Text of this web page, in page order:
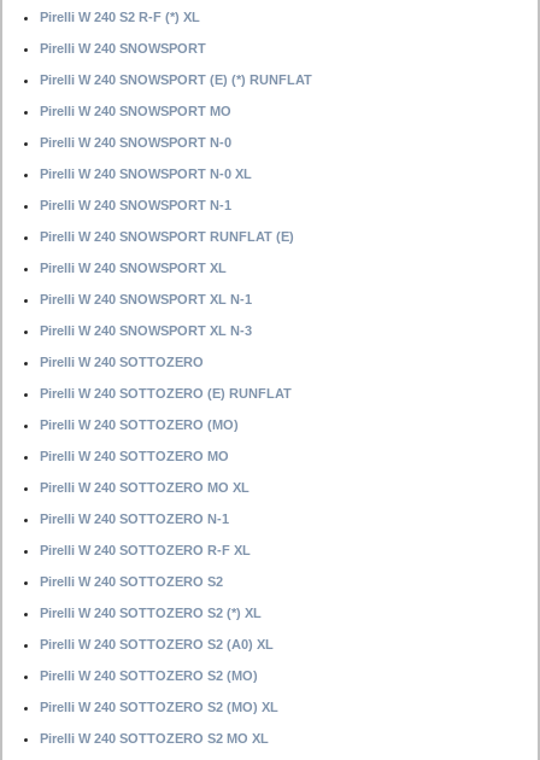
Pirelli W 240 S2 R-F (*) XL
Pirelli W 240 SNOWSPORT
Pirelli W 240 SNOWSPORT (E) (*) RUNFLAT
Pirelli W 240 SNOWSPORT MO
Pirelli W 240 SNOWSPORT N-0
Pirelli W 240 SNOWSPORT N-0 XL
Pirelli W 240 SNOWSPORT N-1
Pirelli W 240 SNOWSPORT RUNFLAT (E)
Pirelli W 240 SNOWSPORT XL
Pirelli W 240 SNOWSPORT XL N-1
Pirelli W 240 SNOWSPORT XL N-3
Pirelli W 240 SOTTOZERO
Pirelli W 240 SOTTOZERO (E) RUNFLAT
Pirelli W 240 SOTTOZERO (MO)
Pirelli W 240 SOTTOZERO MO
Pirelli W 240 SOTTOZERO MO XL
Pirelli W 240 SOTTOZERO N-1
Pirelli W 240 SOTTOZERO R-F XL
Pirelli W 240 SOTTOZERO S2
Pirelli W 240 SOTTOZERO S2 (*) XL
Pirelli W 240 SOTTOZERO S2 (A0) XL
Pirelli W 240 SOTTOZERO S2 (MO)
Pirelli W 240 SOTTOZERO S2 (MO) XL
Pirelli W 240 SOTTOZERO S2 MO XL